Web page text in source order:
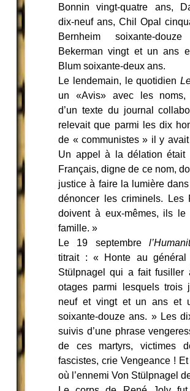
Bonnin vingt-quatre ans,
dix-neuf ans, Chil Opal
Bernheim soixante-
Bekerman vingt et un ans
Blum soixante-deux ans.
Le lendemain, le quotidien
un «Avis» avec les noms,
d’un texte du journal
relevait que parmi les dix
de « communistes » il y
Un appel à la délation était
Français, digne de ce nom,
justice à faire la lumière
dénoncer les criminels. Les
doivent à eux-mêmes, ils
famille. »
Le 19 septembre
titrait : « Honte au général
Stülpnagel qui a fait fusiller
otages parmi lesquels trois
neuf et vingt et un ans et
soixante-douze ans. » Les
suivis d’une phrase
de ces martyrs, victimes
fascistes, crie Vengeance !
où l’ennemi Von Stülpnagel